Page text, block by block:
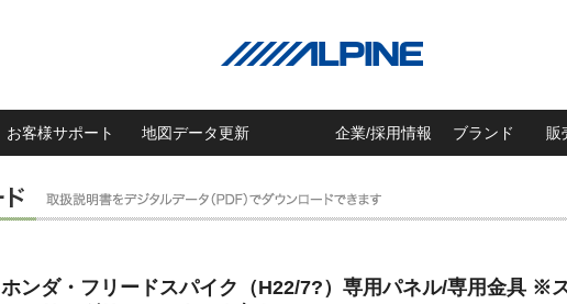
お客様サポート 地図データ更新 企業/採用情報 ブランド 販
ホンダ・フリードスパイク（H22/7?）専用パネル/専用金具 ※